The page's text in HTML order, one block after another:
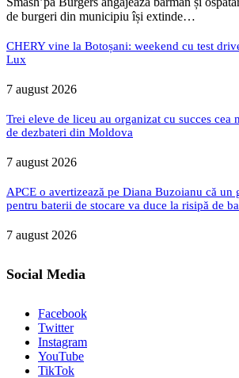
de burgeri din municipiu își extinde…
CHERY vine la Botoșani: weekend cu test
Lux
7 august 2026
Trei eleve de liceu au organizat cu succes cea
de dezbateri din Moldova
7 august 2026
APCE o avertizează pe Diana Buzoianu că un
pentru baterii de stocare va duce la risipă de
7 august 2026
Social Media
Facebook
Twitter
Instagram
YouTube
TikTok